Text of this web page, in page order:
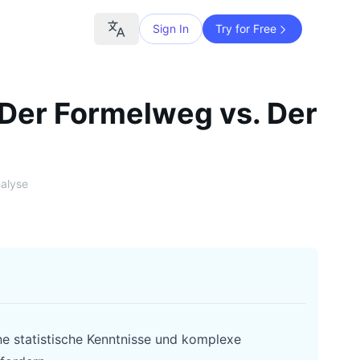
Sign In Try for Free
Formelweg vs. Der
statistische Kenntnisse und komplexe